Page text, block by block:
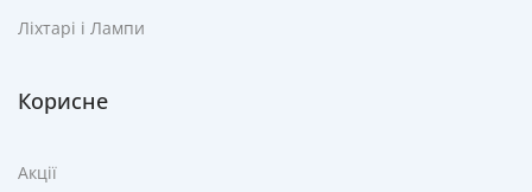
Ліхтарі і Лампи
Корисне
Акції